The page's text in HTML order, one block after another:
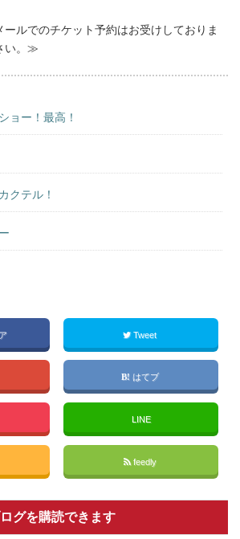
ルでのチケット予約はお受けしておりま
い。≫
ョー！最高！
クテル！
Tweet
はてブ
LINE
feedly
グを購読できます